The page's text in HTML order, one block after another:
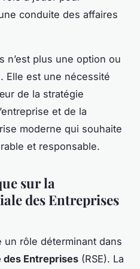
conduite des affaires
n’est plus une option ou
Elle est une nécessité
de la stratégie
et de la
moderne qui souhaite
et responsable.
sur la
des Entreprises
un rôle déterminant dans
des Entreprises (RSE). La